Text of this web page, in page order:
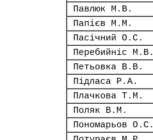
Павлюк М.В.
Папієв М.М.
Пасічний О.С.
Перебийніс М.В.
Петьовка В.В.
Підласа Р.А.
Плачкова Т.М.
Поляк В.М.
Пономарьов О.С.